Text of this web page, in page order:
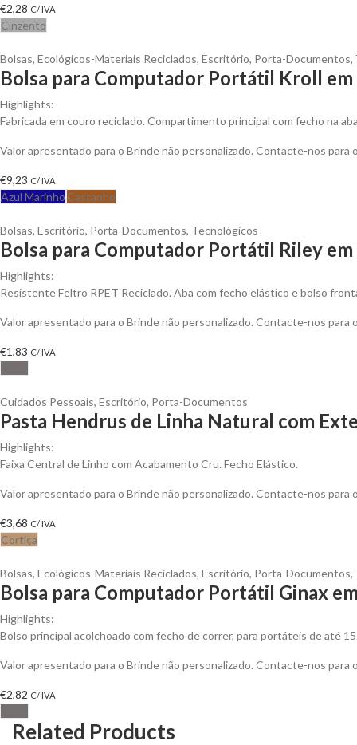
€2,28 C/ IVA
Cinzento
Bolsas, Ecológicos-Materiais Reciclados, Escritório, Porta-Documentos,
Bolsa para Computador Portátil Kroll
Highlights:
Fabricada em couro reciclado. Compartimento principal com fecho na
Valor apresentado para o Brinde não personalizado. Contacte-nos
€9,23 C/ IVA
Azul Marinho Castanho
Bolsas, Escritório, Porta-Documentos, Tecnológicos
Bolsa para Computador Portátil Riley
Highlights:
Resistente Feltro RPET Reciclado. Aba com fecho elástico e bolso
Valor apresentado para o Brinde não personalizado. Contacte-nos
€1,83 C/ IVA
Cuidados Pessoais, Escritório, Porta-Documentos
Pasta Hendrus de Linha Natural com
Highlights:
Faixa Central de Linho com Acabamento Cru. Fecho Elástico.
Valor apresentado para o Brinde não personalizado. Contacte-nos
€3,68 C/ IVA
Cortiça
Bolsas, Ecológicos-Materiais Reciclados, Escritório, Porta-Documentos,
Bolsa para Computador Portátil Ginax
Highlights:
Bolso principal acolchoado com fecho de correr, para portáteis de até
Valor apresentado para o Brinde não personalizado. Contacte-nos
€2,82 C/ IVA
Related Products